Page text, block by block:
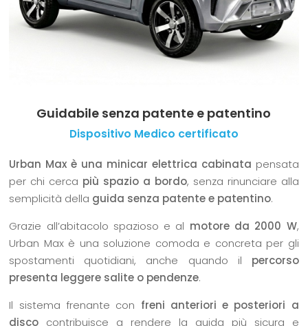
Guidabile senza patente e patentino
Dispositivo Medico certificato
Urban Max è una minicar elettrica cabinata pensata
per chi cerca più spazio a bordo, senza rinunciare alla
semplicità della guida senza patente e patentino.
Grazie all’abitacolo spazioso e al motore da 2000 W,
Urban Max è una soluzione comoda e concreta per gli
spostamenti quotidiani, anche quando il percorso
presenta leggere salite o pendenze.
Il sistema frenante con freni anteriori e posteriori a
disco contribuisce a rendere la guida più sicura e